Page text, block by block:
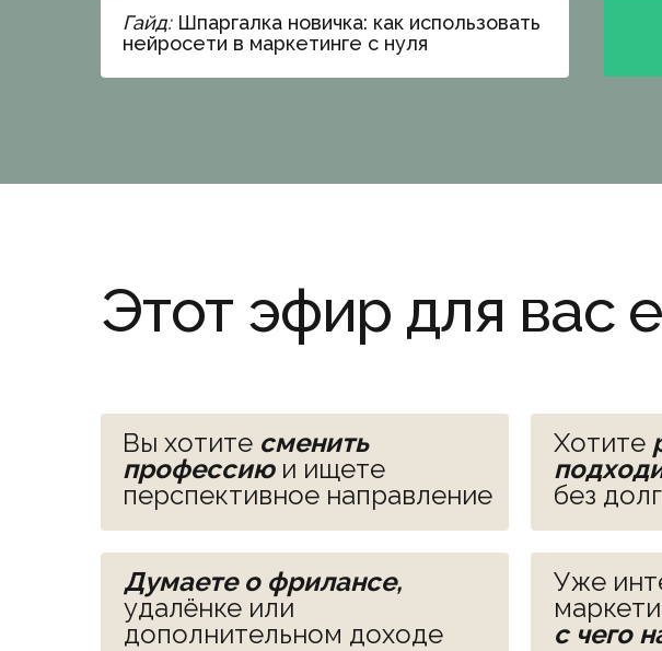
Гайд:Шпаргалка новичка: как использовать
нейросети в маркетинге с нуля
Этот эфир для вас
Вы хотите сменить
профессиюи ищете
перспективное направление
Хотите
без
Уже
с чего
Думаете о фрилансе,
удалёнке или
дополнительном доходе